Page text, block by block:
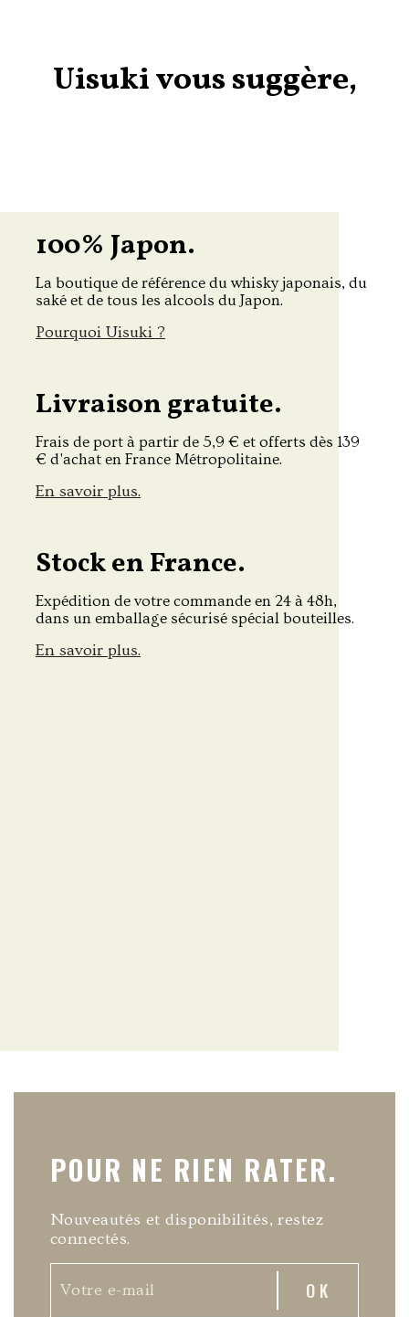
Uisuki vous suggère,
100% Japon.
La boutique de référence du whisky japonais, du
saké et de tous les alcools du Japon.
Pourquoi Uisuki ?
Livraison gratuite.
Frais de port à partir de 5,9 € et offerts dès 139
€ d'achat en France Métropolitaine.
En savoir plus.
Stock en France.
Expédition de votre commande en 24 à 48h,
dans un emballage sécurisé spécial bouteilles.
En savoir plus.
POUR NE RIEN RATER.
Nouveautés et disponibilités, restez
connectés.